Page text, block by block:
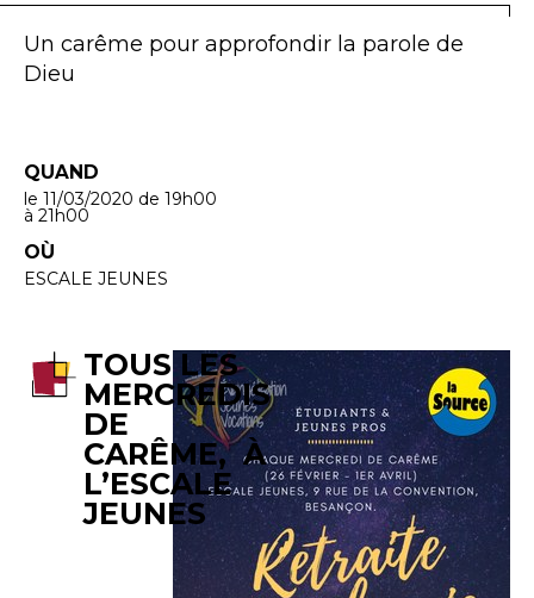
Un carême pour approfondir la parole de
Dieu
QUAND
le 11/03/2020 de 19h00
à 21h00
OÙ
ESCALE JEUNES
TOUS LES
MERCREDIS
DE
CARÊME, À
L’ESCALE
JEUNES